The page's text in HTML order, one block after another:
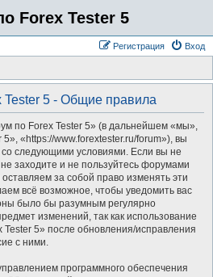
Forex Tester 5
Вход
Регистрация
Tester 5 - Общие правила
по Forex Tester 5» (в дальнейшем «мы»,
«https://www.forextester.ru/forum»), вы
со следующими условиями. Если вы не
заходите и не пользуйтесь форумами
за собой право изменять эти
всё возможное, чтобы уведомить вас
было бы разумным регулярно
изменений, так как использование
5» после обновления/исправления
с ними.
программного обеспечения